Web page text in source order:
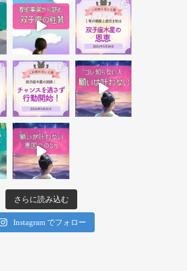
さらに読み込む
Instagram でフォロー